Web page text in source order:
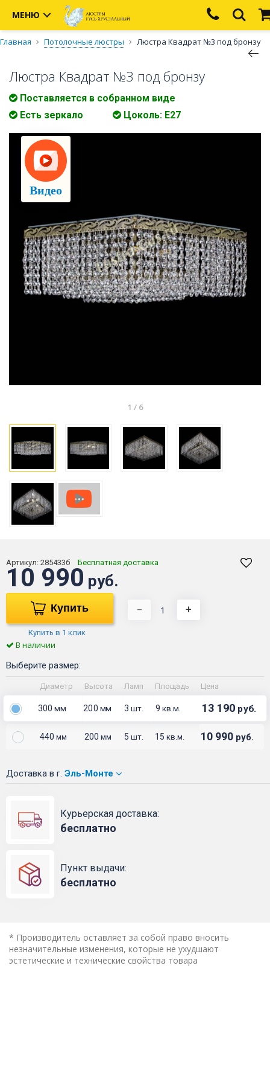
МЕНЮ
Главная Потолочные люстры Люстра Квадрат №3 под бронзу
Люстра Квадрат №3 под бронзу
Поставляется в собранном виде
Есть зеркало
Цоколь: Е27
Видео
1 / 6
Артикул: 285433б Бесплатная доставка
10 990 руб.
Купить
Купить в 1 клик
− +
В наличии
Выберите размер:
Диаметр Высота Ламп Площадь Цена
300мм 200 мм 3 шт. 9 кв.м. 13 190 руб.
440 мм 200 мм 5 шт. 15 кв.м. 10 990 руб.
Доставка в г. Эль-Монте
Курьерская доставка:
бесплатно
Пункт выдачи:
бесплатно
* Производитель оставляет за собой право вносить
незначительные изменения, которые не ухудшают
эстетические и технические свойства товара